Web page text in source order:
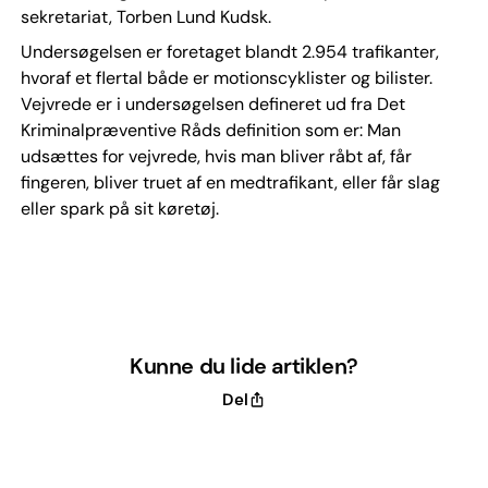
sekretariat, Torben Lund Kudsk.
Undersøgelsen er foretaget blandt 2.954 trafikanter,
hvoraf et flertal både er motionscyklister og bilister.
Vejvrede er i undersøgelsen defineret ud fra Det
Kriminalpræventive Råds definition som er: Man
udsættes for vejvrede, hvis man bliver råbt af, får
fingeren, bliver truet af en medtrafikant, eller får slag
eller spark på sit køretøj.
Kunne du lide artiklen?
Del